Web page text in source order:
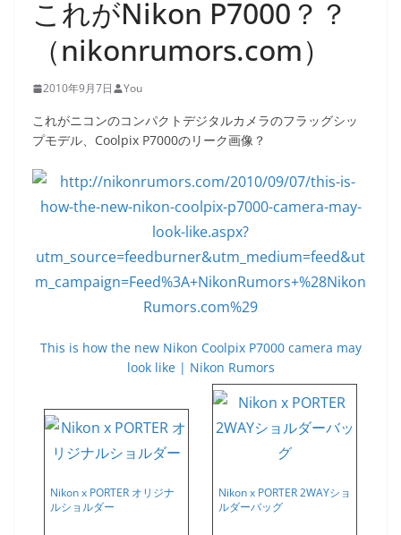
これがNikon P7000？？
（nikonrumors.com）
2010年9月7日 You
これがニコンのコンパクトデジタルカメラのフラッグシッ
プモデル、Coolpix P7000のリーク画像？
This is how the new Nikon Coolpix P7000 camera may
look like | Nikon Rumors
Nikon x PORTER オリジナ
ルショルダー
Nikon x PORTER 2WAYショ
ルダーバッグ